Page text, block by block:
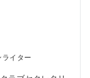
イター